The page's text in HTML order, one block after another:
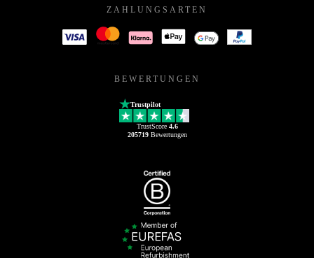
ZAHLUNGSARTEN
BEWERTUNGEN
Trustpilot
TrustScore 4.6
205719Bewertungen